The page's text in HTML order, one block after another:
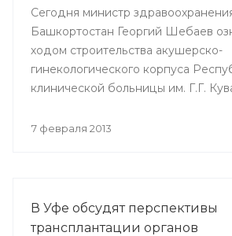
Сегодня министр
Башкортостан Георгий Шебаев
ходом строительства акушерско-
гинекологического корпуса
клинической больницы им. Г.Г.
7 февраля 2013
В Уфе обсудят перспективы
трансплантации органов